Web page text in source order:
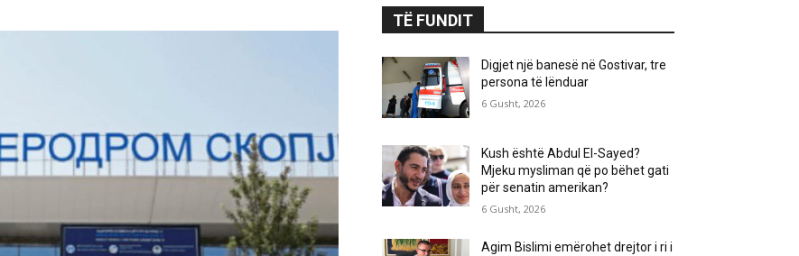
TË FUNDIT
Digjet një banesë në Gostivar, tre
persona të lënduar
6 Gusht, 2026
Kush është Abdul El-Sayed?
Mjeku mysliman që po bëhet gati
për senatin amerikan?
6 Gusht, 2026
Agim Bislimi emërohet drejtor i ri i